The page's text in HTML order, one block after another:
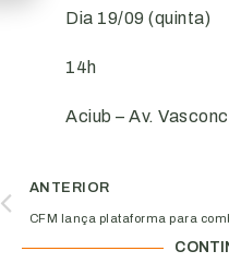
Dia 19/09 (quinta)
14h
Aciub – Av.
ANTERIOR